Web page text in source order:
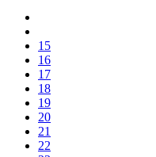
15
16
17
18
19
20
21
22